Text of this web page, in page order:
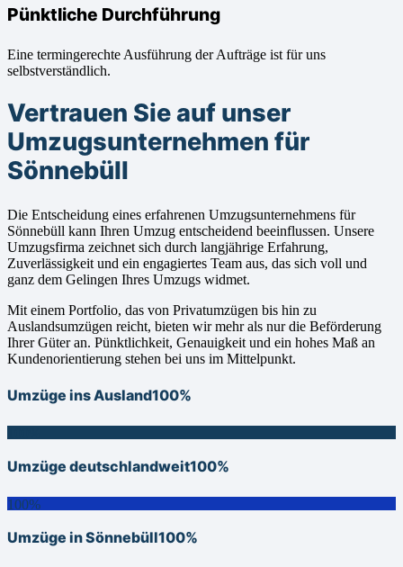
Pünktliche Durchführung
Eine termingerechte Ausführung der Aufträge ist für uns
selbstverständlich.
Vertrauen Sie auf unser
Umzugsunternehmen für
Sönnebüll
Die Entscheidung eines erfahrenen Umzugsunternehmens für
Sönnebüll kann Ihren Umzug entscheidend beeinflussen. Unsere
Umzugsfirma zeichnet sich durch langjährige Erfahrung,
Zuverlässigkeit und ein engagiertes Team aus, das sich voll und
ganz dem Gelingen Ihres Umzugs widmet.
Mit einem Portfolio, das von Privatumzügen bis hin zu
Auslandsumzügen reicht, bieten wir mehr als nur die Beförderung
Ihrer Güter an. Pünktlichkeit, Genauigkeit und ein hohes Maß an
Kundenorientierung stehen bei uns im Mittelpunkt.
Umzüge ins Ausland100%
Umzüge deutschlandweit100%
100%
Umzüge in Sönnebüll100%